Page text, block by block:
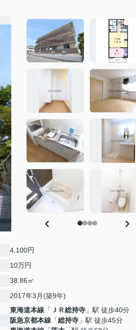
4,100円
10万円
38.86㎡
2017年3月(築9年)
東海道本線 「 ＪＲ総持寺 」駅 徒歩40分
阪急京都本線 「総持寺 」駅 徒歩45分